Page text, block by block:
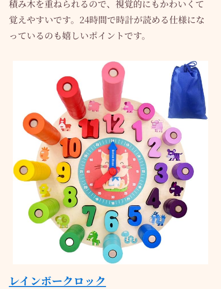
積み木を重ねられるので、視覚的にもかわいくて
覚えやすいです。24時間で時計が読める仕様にな
っているのも嬉しいポイントです。
レインボークロック